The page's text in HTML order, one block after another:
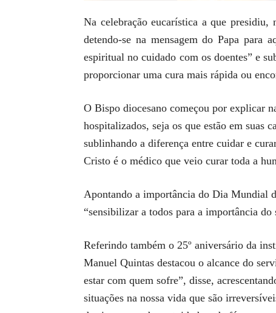
Na celebração eucarística a que
detendo-se na mensagem do Papa para
espiritual no cuidado com os doentes” e
proporcionar uma cura mais rápida ou
O Bispo diocesano começou por explicar
hospitalizados, seja os que estão em suas
sublinhando a diferença entre cuidar e
Cristo é o médico que veio curar toda a
Apontando a importância do Dia Mundial
“sensibilizar a todos para a importância do
Referindo também o 25º aniversário da
Manuel Quintas destacou o alcance do
estar com quem sofre”, disse,
situações na nossa vida que são